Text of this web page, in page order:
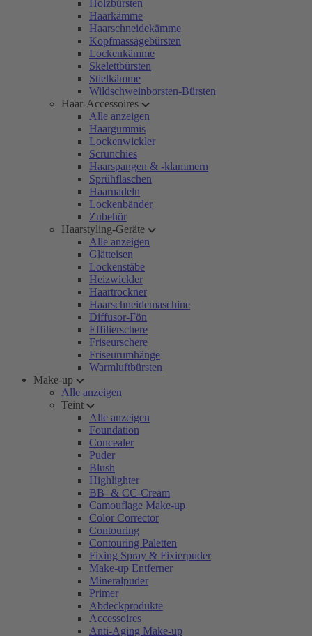
Holzbürsten
Haarkämme
Haarschneidekämme
Kopfmassagebürsten
Lockenkämme
Skelettbürsten
Stielkämme
Wildschweinborsten-Bürsten
Haar-Accessoires
Alle anzeigen
Haargummis
Lockenwickler
Scrunchies
Haarspangen & -klammern
Sprühflaschen
Haarnadeln
Lockenbänder
Zubehör
Haarstyling-Geräte
Alle anzeigen
Glätteisen
Lockenstäbe
Heizwickler
Haartrockner
Haarschneidemaschine
Diffusor-Fön
Effilierschere
Friseurschere
Friseurumhänge
Warmluftbürsten
Make-up
Alle anzeigen
Teint
Alle anzeigen
Foundation
Concealer
Puder
Blush
Highlighter
BB- & CC-Cream
Camouflage Make-up
Color Corrector
Contouring
Contouring Paletten
Fixing Spray & Fixierpuder
Make-up Entferner
Mineralpuder
Primer
Abdeckprodukte
Accessoires
Anti-Aging Make-up